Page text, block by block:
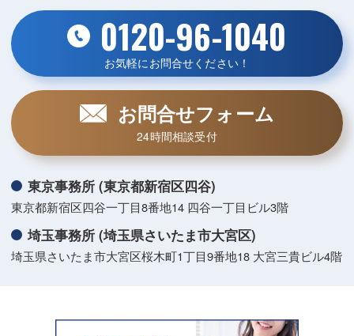
0120-96-1040
お気軽にお問合せください！
お問合せフォーム
24時間相談受付
東京事務所 (東京都新宿区四谷)
東京都新宿区四谷一丁目8番地14 四谷一丁目ビル3階
埼玉事務所 (埼玉県さいたま市大宮区)
埼玉県さいたま市大宮区桜木町1丁目9番地18 大宮三貴ビル4階